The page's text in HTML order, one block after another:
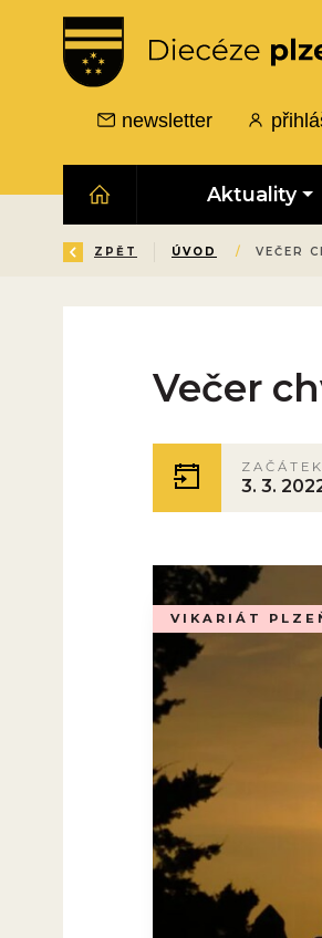
newsletter
Aktuality
ZPĚT ÚVOD / VEČER
Večer
3. 3.
VIKARIÁT